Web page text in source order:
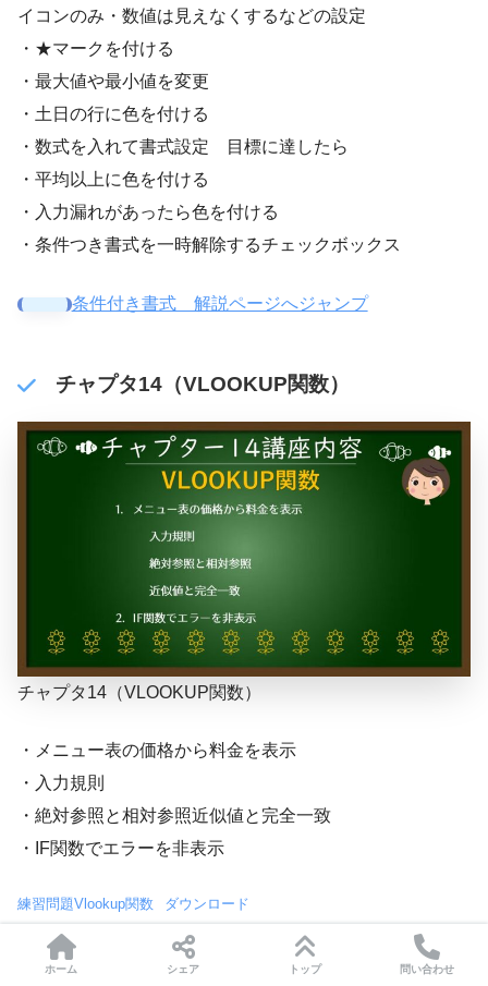
イコンのみ・数値は見えなくするなどの設定
・★マークを付ける
・最大値や最小値を変更
・土日の行に色を付ける
・数式を入れて書式設定 目標に達したら
・平均以上に色を付ける
・入力漏れがあったら色を付ける
・条件つき書式を一時解除するチェックボックス
条件付き書式 解説ページへジャンプ
チャプタ14（VLOOKUP関数）
チャプタ14（VLOOKUP関数）
・メニュー表の価格から料金を表示
・入力規則
・絶対参照と相対参照 近似値と完全一致
・IF関数でエラーを非表示
練習問題Vlookup関数 ダウンロード
ホーム シェア トップ 問い合わせ